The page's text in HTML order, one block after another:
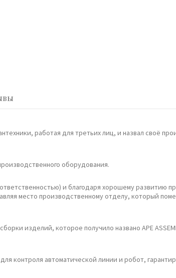
работая для третьих лиц, и назвал своё
оборудования.
и благодаря хорошему развитию
место производственному отделу, который
изделий, которое получило названо APE
автоматической линии и робот,